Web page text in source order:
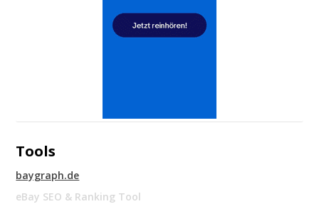
Tools
baygraph.de
eBay SEO & Ranking Tool